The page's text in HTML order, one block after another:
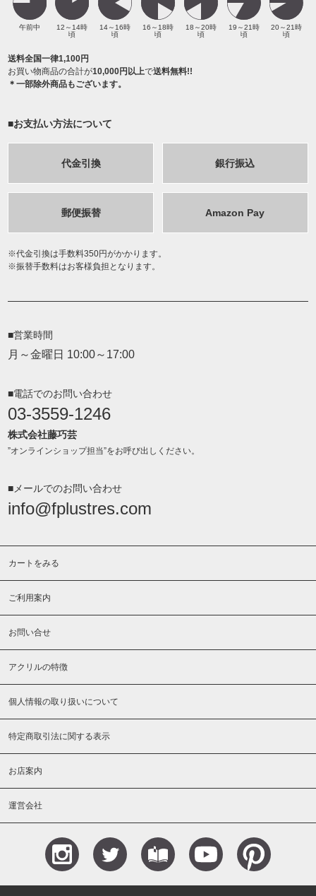
午前中
12～14時
頃
14～16時
頃
16～18時
頃
18～20時
頃
19～21時
頃
20～21時
頃
送料全国一律1,100円
お買い物商品の合計が10,000円以上で送料無料!!
＊一部除外商品もございます。
■お支払い方法について
代金引換 銀行振込
郵便振替 Amazon Pay
代金引換は手数料350円がかかります。
振替手数料はお客様負担となります。
■営業時間
月～金曜日 10:00～17:00
■電話でのお問い合わせ
03-3559-1246
株式会社藤巧芸
”オンラインショップ担当”をお呼び出しください。
■メールでのお問い合わせ
info@fplustres.com
カートをみる
ご利用案内
お問い合せ
アクリルの特徴
個人情報の取り扱いについて
特定商取引法に関する表示
お店案内
運営会社
Instagram Teitter YouTube